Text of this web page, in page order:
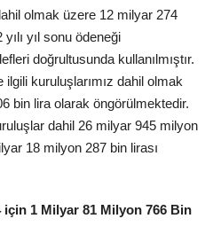
olmak üzere 12 milyar 274
yıl sonu ödeneği
doğrultusunda kullanılmıştır.
ilgili kuruluşlarımız dahil olmak
bin lira olarak öngörülmektedir.
dahil 26 milyar 945 milyon
18 milyon 287 bin lirası
için 1 Milyar 81 Milyon 766 Bin